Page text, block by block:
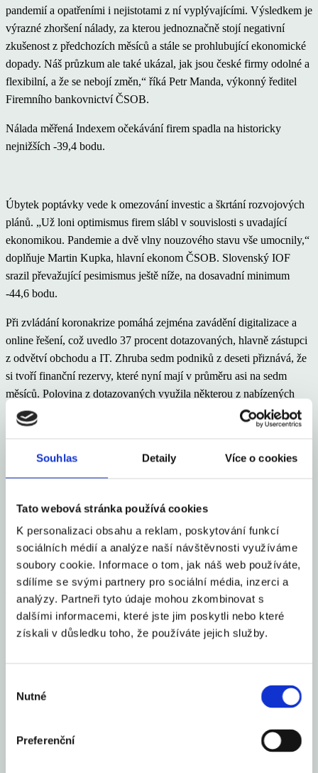
Souhlas Detaily Více o cookies
Tato webová stránka používá cookies
K personalizaci obsahu a reklam, poskytování funkcí
sociálních médií a analýze naší návštěvnosti využíváme
soubory cookie. Informace o tom, jak náš web používáte,
sdílíme se svými partnery pro sociální média, inzerci a
analýzy. Partneři tyto údaje mohou zkombinovat s
dalšími informacemi, které jste jim poskytli nebo které
získali v důsledku toho, že používáte jejich služby.
souhlasu
Nutné
Preferenční
pandemií a opatřeními i nejistotami z ní vyplývajícími. Výsledkem je
výrazné zhoršení nálady, za kterou jednoznačně stojí negativní
zkušenost z předchozích měsíců a stále se prohlubující ekonomické
dopady. Náš průzkum ale také ukázal, jak jsou české firmy odolné a
flexibilní, a že se nebojí změn,“ říká Petr Manda, výkonný ředitel
Firemního bankovnictví ČSOB.
Nálada měřená Indexem očekávání firem spadla na historicky
nejnižších -39,4 bodu.
Úbytek poptávky vede k omezování investic a škrtání rozvojových
plánů. „Už loni optimismus firem slábl v souvislosti s uvadající
ekonomikou. Pandemie a dvě vlny nouzového stavu vše umocnily,“
doplňuje Martin Kupka, hlavní ekonom ČSOB. Slovenský IOF
srazil převažující pesimismus ještě níže, na dosavadní minimum
-44,6 bodu.
Při zvládání koronakrize pomáhá zejména zavádění digitalizace a
online řešení, což uvedlo 37 procent dotazovaných, hlavně zástupci
z odvětví obchodu a IT. Zhruba sedm podniků z deseti přiznává, že
si tvoří finanční rezervy, které nyní mají v průměru asi na sedm
měsíců. Polovina z dotazovaných využila některou z nabízených
možností úlev a podpor. Z nich si hned čtvrtina firem odložila
splátky úvěrů. Necelá pětina pak hlásila zapojení do garančních
Příznivé je, že bezmála dvě třetiny firem nepředpokládají do konce
tohoto roku propouštění, přibližně desetina počítá dokonce s
navyšováním počtu zaměstnanců. „To svědčí o snaze neztratit
zaměstnance v situaci, kdy se po dlouhé době konečně začíná
objevovat světlo na konci tunelu v podobě dostupných a účinných
vakcín,“ říká Martin Kupka.